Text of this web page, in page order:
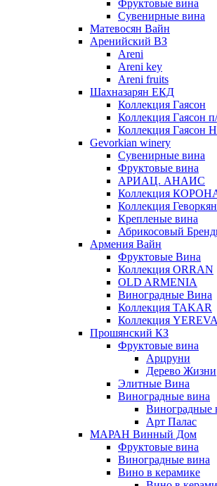
Фруктовые вина
Cувенирные вина
Матевосян Вайн
Аренийский ВЗ
Areni
Areni key
Areni fruits
Шахназарян ЕКД
Коллекция Гаясон
Коллекция Гаясон
Коллекция Гаясон
Gevorkian winery
Сувенирные вина
Фруктовые вина
АРИАЦ. АНАИС
Коллекция
Коллекция Геворкян
Крепленые вина
Абрикосовый
Армения Вайн
Фруктовые Вина
Коллекция ORRAN
OLD ARMENIA
Виноградные Вина
Коллекция TAKAR
Коллекция
Прошянский КЗ
Фруктовые вина
Арцруни
Дерево Жизни
Элитные Вина
Виноградные вина
Виноградные
Арт Палас
МАРАН Винный Дом
Фруктовые вина
Виноградные вина
Вино в керамике